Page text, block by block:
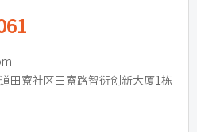
田寮社区田寮路智衍创新大厦1栋